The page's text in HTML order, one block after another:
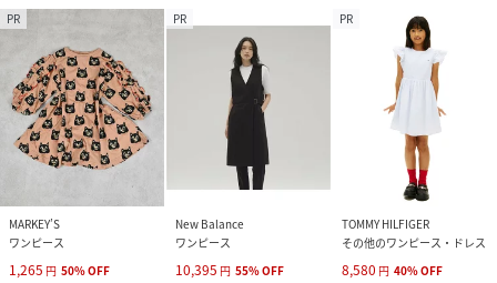
PR
MARKEY’S
ワンピース
1,265 円 50%OFF
PR
New Balance
ワンピース
10,395 円 55%OFF
PR
TOMMY HILFIGER
その他のワンピース・ドレス
8,580 円 40%OFF